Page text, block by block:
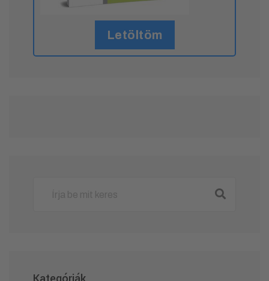
Letöltöm